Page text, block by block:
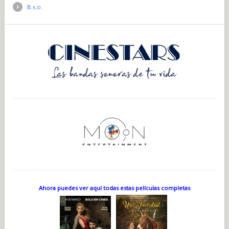
la independencia de Irlanda.
apasionado y elocuente, denunciando la
presencia colonial
británica en Irlanda y justificando sus acciones como un golpe
contra la opresión.
Su defensa legal captó la atención de los medios de
comunicación de todo el mundo, presentándola como
Sus acciones, aunque controvertidas y polarizadoras, siguen
siendo un testimonio de su inquebrantable
B.s.o.
Ahora puedes ver aquí todas estas películas completas